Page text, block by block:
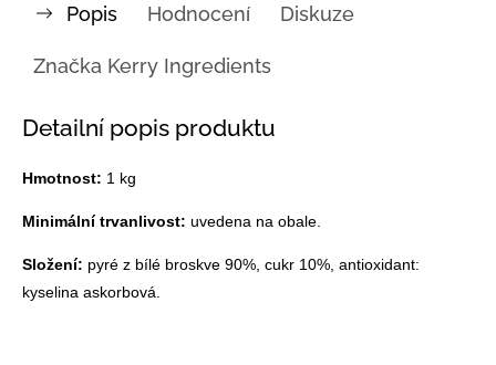
Popis Hodnocení Diskuze
Značka Kerry Ingredients
Detailní popis produktu
Hmotnost: 1 kg
Minimální trvanlivost: uvedena na obale.
Složení: pyré z bílé broskve 90%, cukr 10%, antioxidant:
kyselina askorbová.